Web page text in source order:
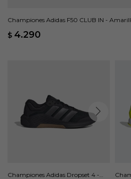
Championes Adidas F50 CLUB IN -
$ 4.290
Championes Adidas Dropset 4 -